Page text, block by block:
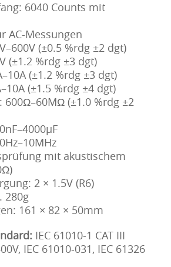
6040 Counts mit
AC-Messungen
(±0.5 %rdg ±2 dgt)
(±1.2 %rdg ±3 dgt)
(±1.2 %rdg ±3 dgt)
(±1.5 %rdg ±4 dgt)
600Ω–60MΩ (±1.0 %rdg ±2
mit akustischem
2 × 1.5V (R6)
280g
161 × 82 × 50mm
IEC 61010-1 CAT III
IEC 61010-031, IEC 61326